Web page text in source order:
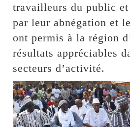
travailleurs du public
par leur abnégation et
ont permis à la région
résultats appréciables
secteurs d’activité.